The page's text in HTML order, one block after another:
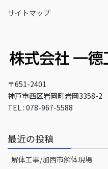
サイトマップ
〒651-2401
神戸市西区岩岡町岩岡3358-2
TEL : 078-967-5588
最近の投稿
解体工事/加西市解体現場